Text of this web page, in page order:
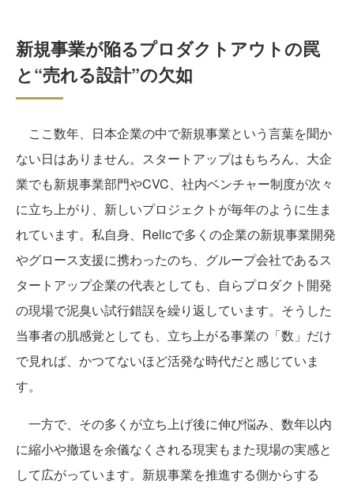
新規事業が陥るプロダクトアウトの罠
と“売れる設計”の欠如
ここ数年、日本企業の中で新規事業という言葉を聞か
ない日はありません。スタートアップはもちろん、大企
業でも新規事業部門やCVC、社内ベンチャー制度が次々
に立ち上がり、新しいプロジェクトが毎年のように生ま
れています。私自身、Relicで多くの企業の新規事業開発
やグロース支援に携わったのち、グループ会社であるス
タートアップ企業の代表としても、自らプロダクト開発
の現場で泥臭い試行錯誤を繰り返しています。そうした
当事者の肌感覚としても、立ち上がる事業の「数」だけ
で見れば、かつてないほど活発な時代だと感じていま
す。
一方で、その多くが立ち上げ後に伸び悩み、数年以内
に縮小や撤退を余儀なくされる現実もまた現場の実感と
して広がっています。新規事業を推進する側からする